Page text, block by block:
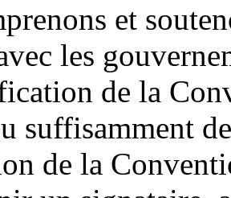
et
les
de la
suffisamment
de la